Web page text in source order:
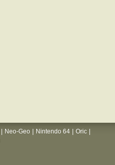
Neo-Geo Nintendo 64 Oric